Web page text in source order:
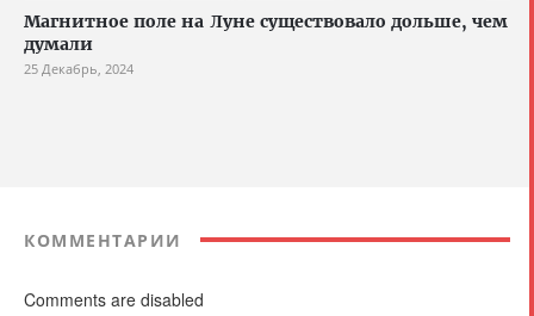
Магнитное поле на Луне существовало дольше, чем
думали
25 Декабрь, 2024
КОММЕНТАРИИ
Comments are disabled